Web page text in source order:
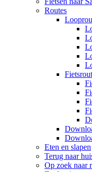
Routes
Eten en slapen
Terug naar
Op zoek naar